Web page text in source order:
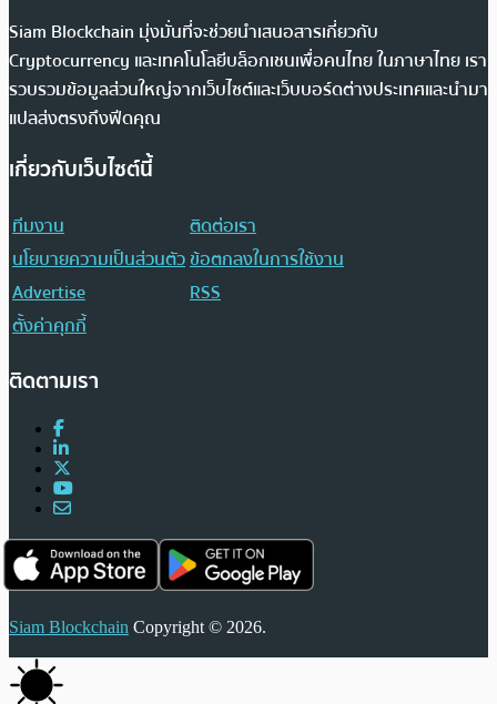
Siam Blockchain มุ่งมั่นที่จะช่วยนำเสนอสารเกี่ยวกับ
Cryptocurrency และเทคโนโลยีบล็อกเชนเพื่อคนไทย ในภาษาไทย เรา
รวบรวมข้อมูลส่วนใหญ่จากเว็บไซต์และเว็บบอร์ดต่างประเทศและนำมา
แปลส่งตรงถึงฟีดคุณ
เกี่ยวกับเว็บไซต์นี้
ทีมงาน
ติดต่อเรา
นโยบายความเป็นส่วนตัวข้อตกลงในการใช้งาน
Advertise
RSS
ตั้งค่าคุกกี้
ติดตามเรา
Siam Blockchain Copyright © 2026.